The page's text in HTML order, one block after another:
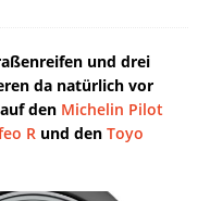
und drei
da natürlich vor
den Michelin Pilot
R und den Toyo